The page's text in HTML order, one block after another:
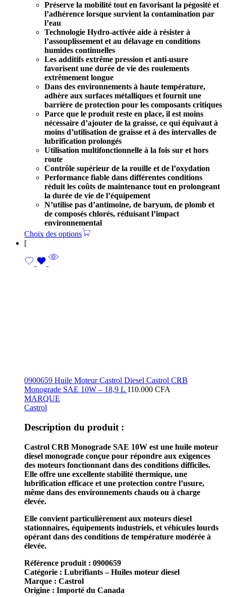
Préserve la mobilité tout en favorisant la pégosité et
l’adhérence lorsque survient la contamination par
l’eau
Technologie Hydro-activée aide à résister à
l’assouplissement et au délavage en conditions
humides continuelles
Les additifs extrême pression et anti-usure
favorisent une durée de vie des roulements
extrêmement longue
Dans des environnements à haute température,
adhère aux surfaces métalliques et fournit une
barrière de protection pour les composants critiques
Parce que le produit reste en place, il est moins
nécessaire d’ajouter de la graisse, ce qui équivaut à
moins d’utilisation de graisse et à des intervalles de
lubrification prolongés
Utilisation multifonctionnelle à la fois sur et hors
route
Contrôle supérieur de la rouille et de l’oxydation
Performance fiable dans différentes conditions
réduit les coûts de maintenance tout en prolongeant
la durée de vie de l’équipement
N’utilise pas d’antimoine, de baryum, de plomb et
de composés chlorés, réduisant l’impact
environnemental
Choix des options
[
0900659 Huile Moteur Castrol Diesel Castrol CRB
Monograde SAE 10W – 18,9 L 110.000 CFA
MARQUE
Castrol
Description du produit :
Castrol CRB Monograde SAE 10W est une huile moteur
diesel monograde conçue pour répondre aux exigences
des moteurs fonctionnant dans des conditions difficiles.
Elle offre une excellente stabilité thermique, une
lubrification efficace et une protection contre l’usure,
même dans des environnements chauds ou à charge
élevée.
Elle convient particulièrement aux moteurs diesel
stationnaires, équipements industriels, et véhicules lourds
opérant dans des conditions de température modérée à
élevée.
Référence produit : 0900659
Catégorie : Lubrifiants – Huiles moteur diesel
Marque : Castrol
Origine : Importé du Canada